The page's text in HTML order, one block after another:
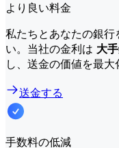
より良い料金
私たちとあなたの銀行
い。当社の金利は 大
し、送金の価値を最大
送金する
手数料の低減